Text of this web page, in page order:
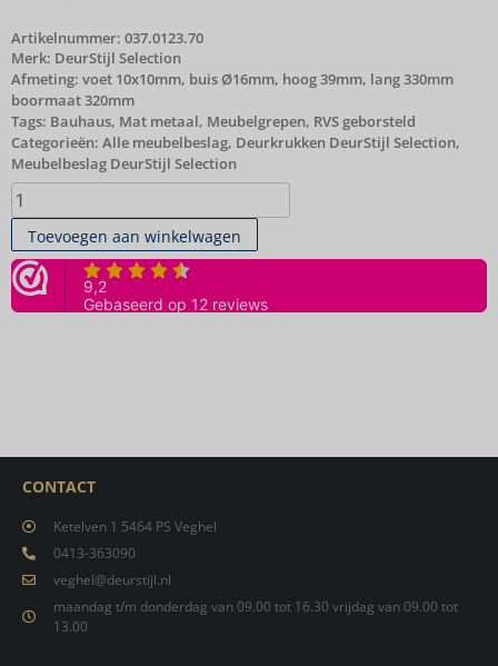
Artikelnummer: 037.0123.70
Merk: DeurStijl Selection
Afmeting: voet 10x10mm, buis Ø16mm, hoog 39mm, lang 330mm
boormaat 320mm
Tags: Bauhaus, Mat metaal, Meubelgrepen, RVS geborsteld
Categorieën: Alle meubelbeslag, Deurkrukken DeurStijl Selection,
Meubelbeslag DeurStijl Selection
Toevoegen aan winkelwagen
CONTACT
Ketelven 1 5464 PS Veghel
0413-363090
veghel@deurstijl.nl
maandag t/m donderdag van 09.00 tot 16.30 vrijdag van 09.00 tot
13.00